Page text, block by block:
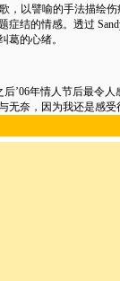
以譬喻的手法描绘伤
症结的情感。透过
葛的心绪。
后’06年情人节后最令
无奈，因为我还是感受